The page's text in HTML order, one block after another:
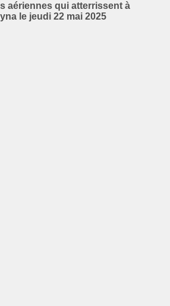
aériennes qui atterrissent à
le jeudi 22 mai 2025